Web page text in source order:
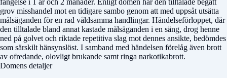
fängelse i 1 år och 2 månader. Enligt domen har den tilltalade begått
grov misshandel mot en tidigare sambo genom att med uppsåt utsätta
målsäganden för en rad våldsamma handlingar. Händelseförloppet, där
den tilltalade bland annat kastade målsäganden i en säng, drog henne
ned på golvet och riktade repetitiva slag mot dennes ansikte, bedömdes
som särskilt hänsynslöst. I samband med händelsen förelåg även brott
av ofredande, olovligt brukande samt ringa narkotikabrott.
Domens detaljer